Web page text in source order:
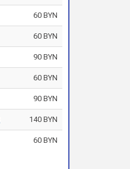
60 BYN
60 BYN
90 BYN
60 BYN
90 BYN
140 BYN
60 BYN